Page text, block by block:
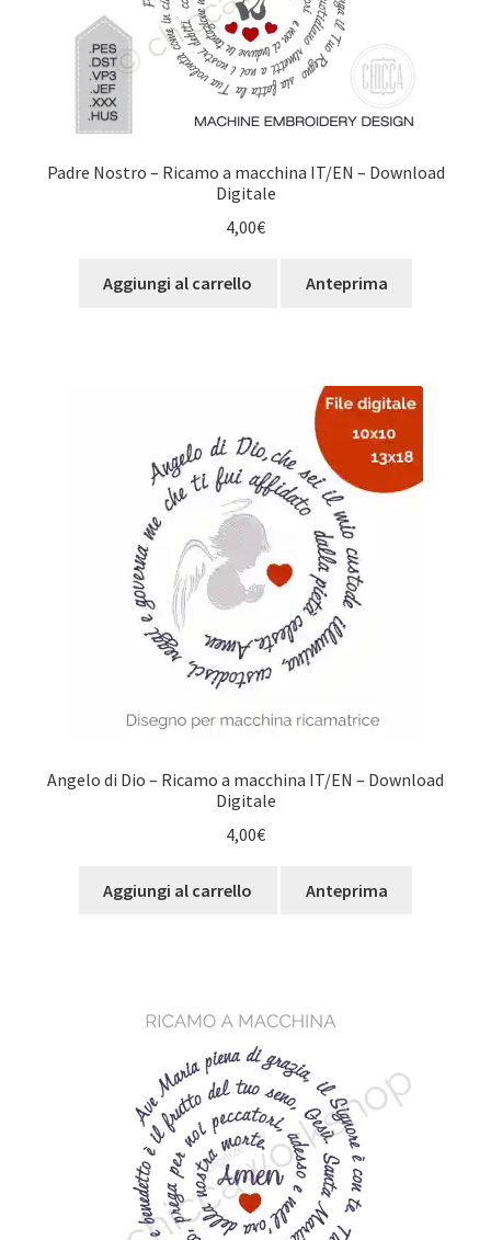
Padre Nostro – Ricamo a macchina IT/EN – Download
Digitale
4,00€
Aggiungi al carrello Anteprima
Angelo di Dio – Ricamo a macchina IT/EN – Download
Digitale
4,00€
Aggiungi al carrello Anteprima